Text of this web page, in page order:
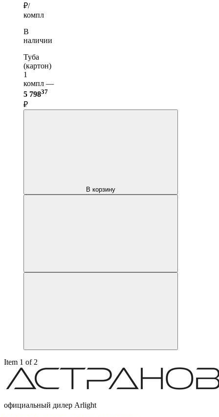
₽/
компл
В
наличии
Туба
(картон)
1
компл —
5 79837
₽
В корзину
Item 1 of 2
официальный дилер Arlight